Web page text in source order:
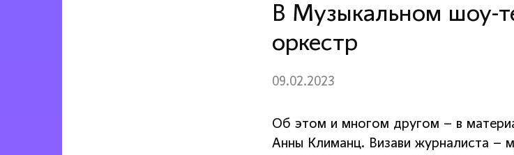
В Музыкальном шоу-
оркестр
09.02.2023
Об этом и многом другом – в
Анны Климанц. Визави журналиста –